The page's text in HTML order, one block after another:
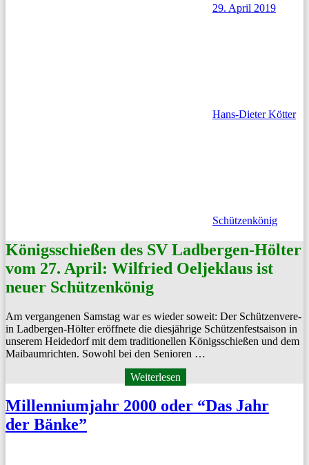
29. April 2019
Hans-Dieter Kötter
Schützenkönig
Königsschießen des SV Ladbergen-Hölter
vom 27. April: Wilfried Oeljeklaus ist
neuer Schützenkönig
Am ver­gan­genen Sam­stag war es wieder soweit: Der Schützen­vere­
in Lad­ber­gen-Höl­ter eröffnete die diesjährige Schützen­fest­sai­son in
unserem Hei­de­dorf mit dem tra­di­tionellen Königss­chießen und dem
Maibaum­richt­en. Sowohl bei den Senioren …
Weiterlesen
Millenniumjahr 2000 oder “Das Jahr
der Bänke”